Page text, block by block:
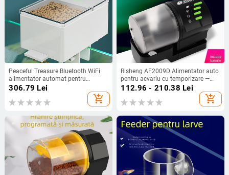
Peaceful Treasure Bluetooth WiFi
alimentator automat pentru
acvariu, 4 porturi de hrănire,
interfață USB, control de la distanță
306.79 Lei
add_shopping_cart
Risheng AF2009D Alimentator auto
pentru acvariu cu temporizare —
Plastic, pachet 24, pentru pești
112.96 - 210.38 Lei
add_shopping_cart